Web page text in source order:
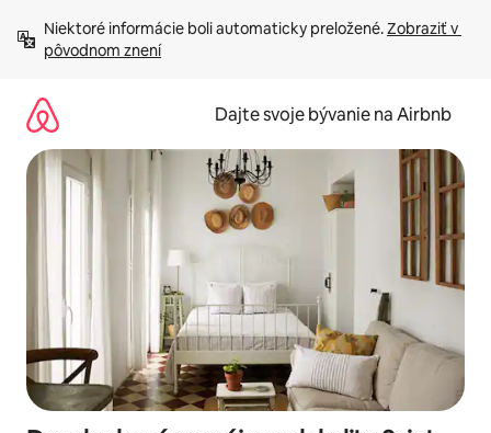
obsah.
Niektoré informácie boli automaticky preložené. Zobraziť v
pôvodnom znení
Dajte svoje bývanie na Airbnb